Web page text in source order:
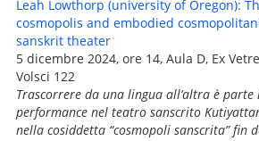
Leah Lowthorp (university of Oregon):
cosmopolis and embodied
sanskrit theater
5 dicembre 2024, ore 14, Aula D, Ex
Volsci 122
Trascorrere da una lingua all’altra è
performance nel teatro sanscrito
nella cosiddetta “cosmopoli sanscrita” fin